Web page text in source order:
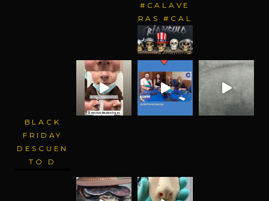
#CALAVE
RAS #CAL
BLACK
FRIDAY
DESCUEN
TO D